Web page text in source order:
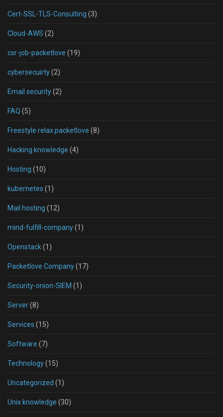
Cert-SSL-TLS-Consulting (3)
Cloud-AWS (2)
csr-job-packetlove (19)
cybersecuirty(2)
Email security(2)
FAQ (5)
Freestyle relax packetlove (8)
Hacking knowledge (4)
Hosting (10)
kubernetes (1)
Mail hosting (12)
mind-fulfill-company(1)
Openstack(1)
Packetlove Company(17)
Security-onion-SIEM (1)
Server(8)
Services (15)
Software (7)
Technology(15)
Uncategorized (1)
Unix knowledge (30)